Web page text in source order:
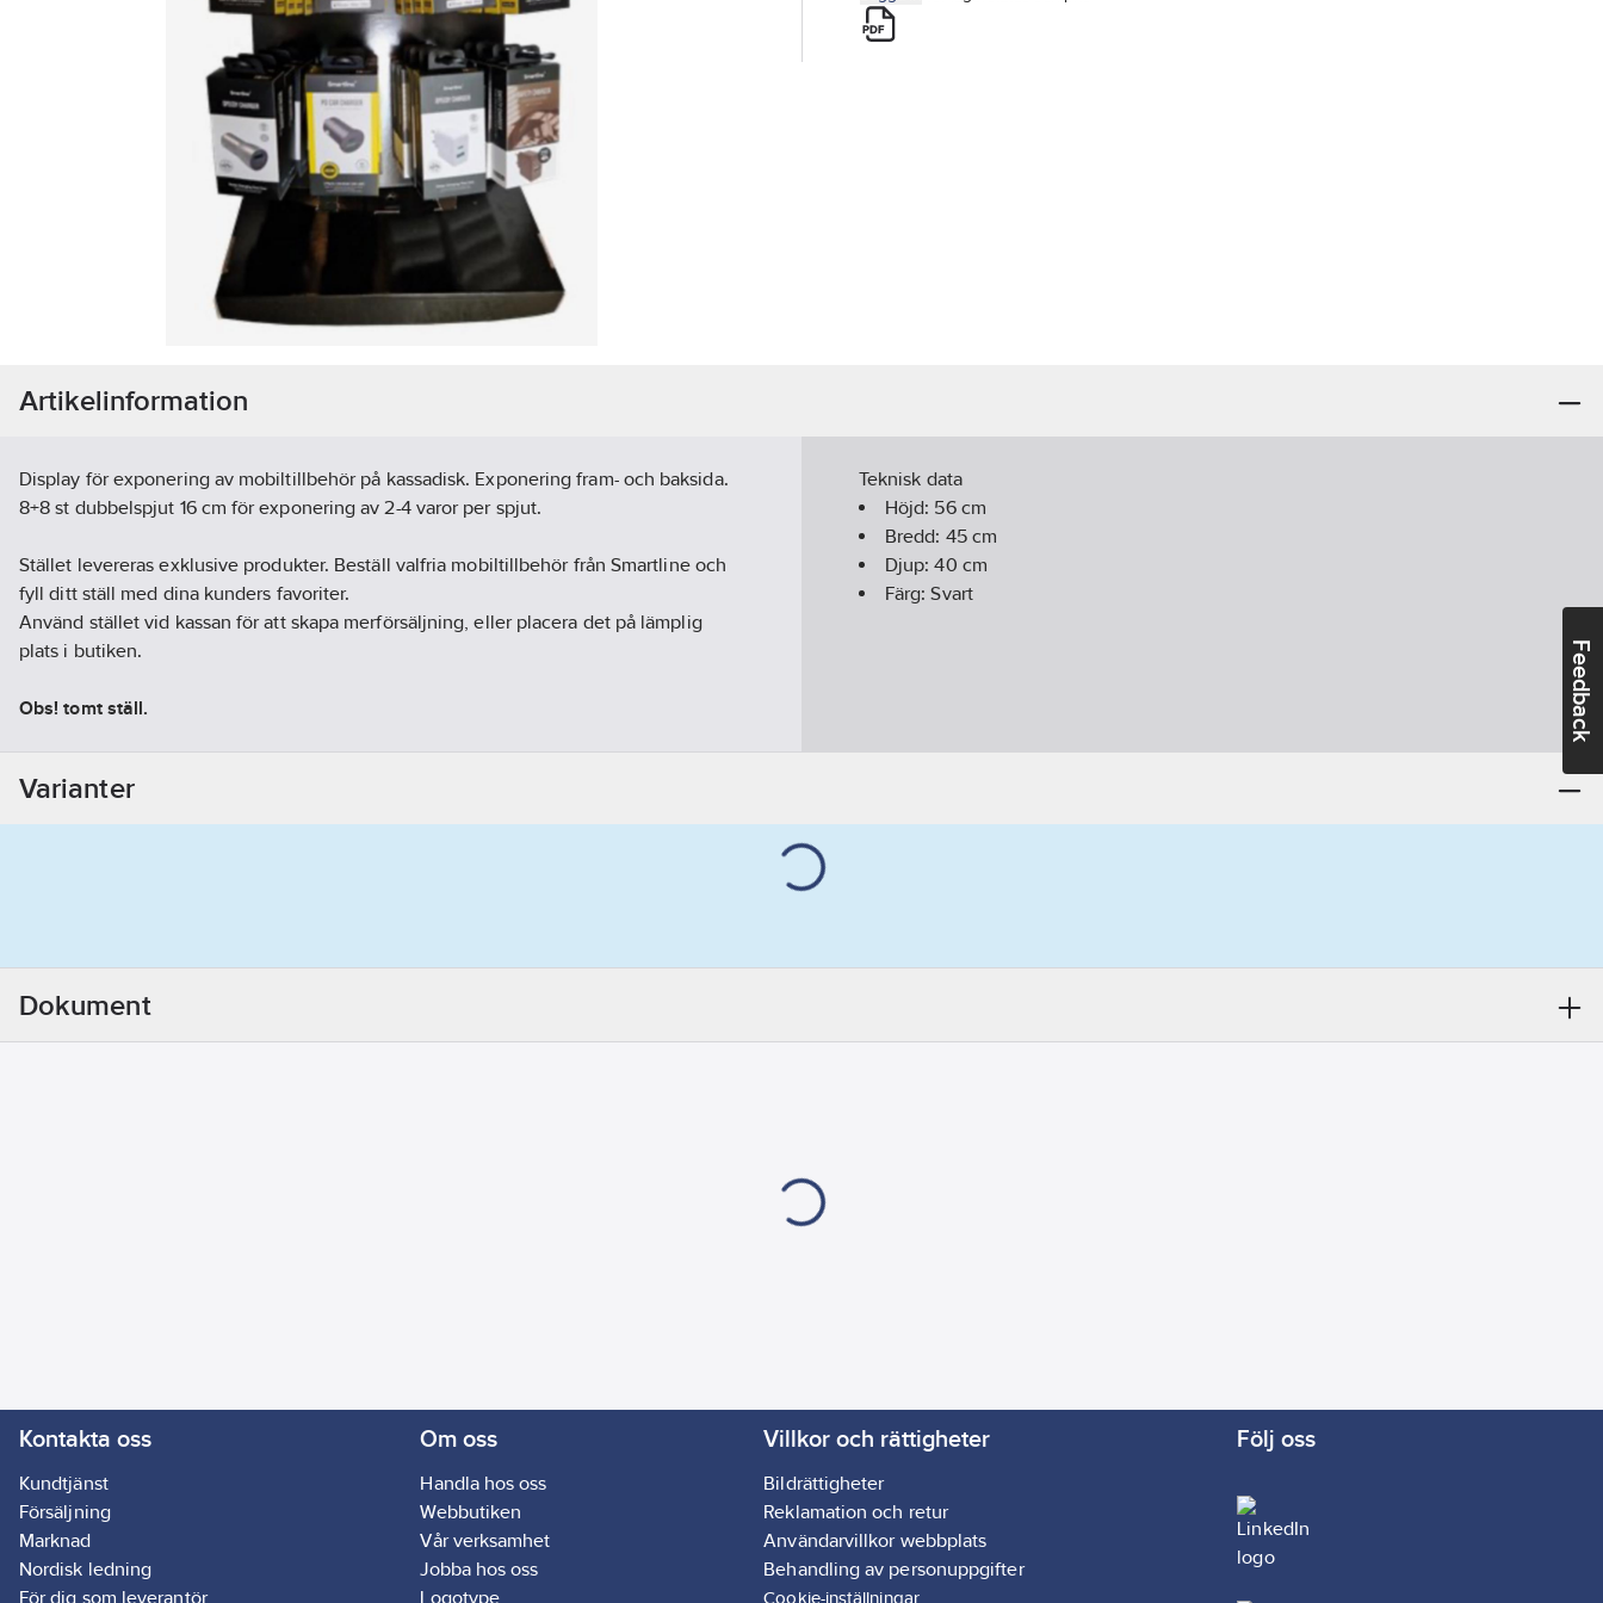
Feedback
Artikelinformation
Display för exponering av mobiltillbehör på kassadisk. Exponering fram- och baksida.
8+8 st dubbelspjut 16 cm för exponering av 2-4 varor per spjut.
Stället levereras exklusive produkter. Beställ valfria mobiltillbehör från Smartline och
fyll ditt ställ med dina kunders favoriter.
Använd stället vid kassan för att skapa merförsäljning, eller placera det på lämplig
plats i butiken.
Obs! tomt ställ.
Ägarens artikelnr:
Materialklass GG87
Teknisk data
Höjd: 56cm
Bredd: 45cm
Djup:40 cm
Färg:Svart
Varianter
Dokument
Kontakta oss
Kundtjänst
Försäljning
Marknad
Nordisk ledning
För dig som leverantör
Om oss
Handla hos oss
Webbutiken
Vår verksamhet
Jobba hos oss
Logotype
Villkor och rättigheter
Bildrättigheter
Reklamation och retur
Användarvillkor webbplats
Behandling av personuppgifter
Cookie-inställningar
Följ oss